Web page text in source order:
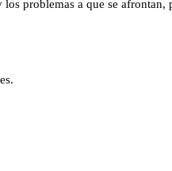
problemas a que se afrontan,